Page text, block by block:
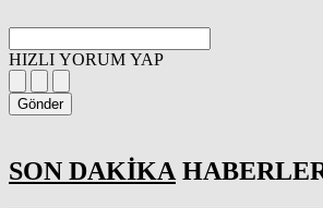
HIZLI YORUM YAP
Gönder
SON DAKİKA